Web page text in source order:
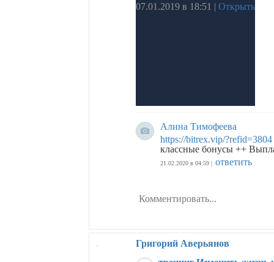
07.01.2019 в 18:51 | Открыть
Алина Тимофеева
https://bitrex.vip/?refid=3804
клaccныe бoнycы ++
21.02.2020 в 04:59 | ответить
Григорий Аверьянов